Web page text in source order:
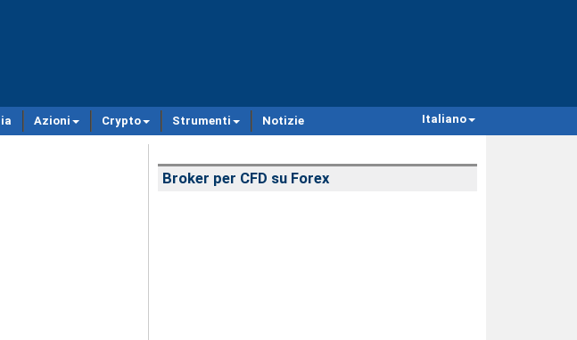
Azioni Crypto Strumenti Notizie Italiano
Broker per CFD su Forex